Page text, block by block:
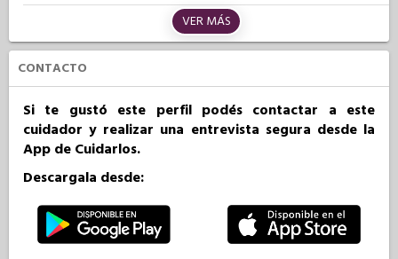
VER MÁS
CONTACTO
Si te gustó este perfil podés contactar a este
cuidador y realizar una entrevista segura desde la
App de Cuidarlos.
Descargala desde: